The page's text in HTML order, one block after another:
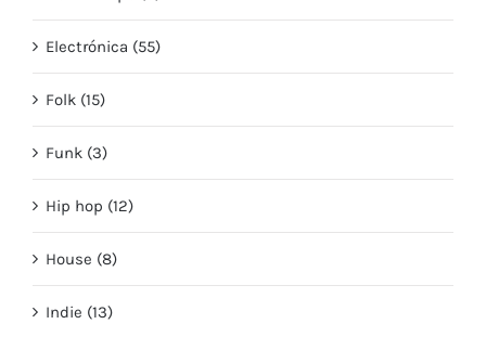
Electrónica (55)
Folk (15)
Funk (3)
Hip hop (12)
House (8)
Indie (13)